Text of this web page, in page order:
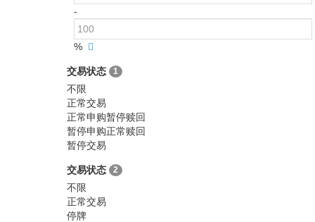
-
%
交易状态 1
不限
正常交易
正常申购暂停赎回
暂停申购正常赎回
暂停交易
交易状态 2
不限
正常交易
停牌